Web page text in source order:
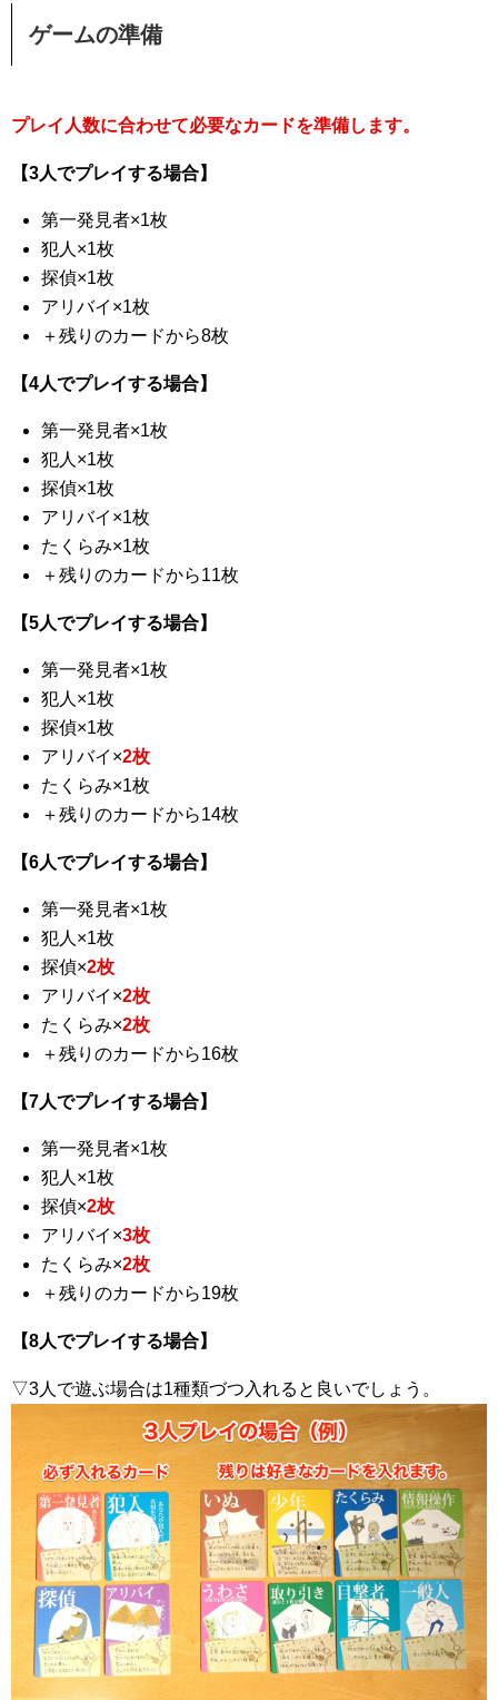
ゲームの準備
プレイ人数に合わせて必要なカードを準備します。
【3人でプレイする場合】
第一発見者×1枚
犯人×1枚
探偵×1枚
アリバイ×1枚
＋残りのカードから8枚
【4人でプレイする場合】
第一発見者×1枚
犯人×1枚
探偵×1枚
アリバイ×1枚
たくらみ×1枚
＋残りのカードから11枚
【5人でプレイする場合】
第一発見者×1枚
犯人×1枚
探偵×1枚
アリバイ×2枚
たくらみ×1枚
＋残りのカードから14枚
【6人でプレイする場合】
第一発見者×1枚
犯人×1枚
探偵×2枚
アリバイ×2枚
たくらみ×2枚
＋残りのカードから16枚
【7人でプレイする場合】
第一発見者×1枚
犯人×1枚
探偵×2枚
アリバイ×3枚
たくらみ×2枚
＋残りのカードから19枚
【8人でプレイする場合】
▽3人で遊ぶ場合は1種類づつ入れると良いでしょう。